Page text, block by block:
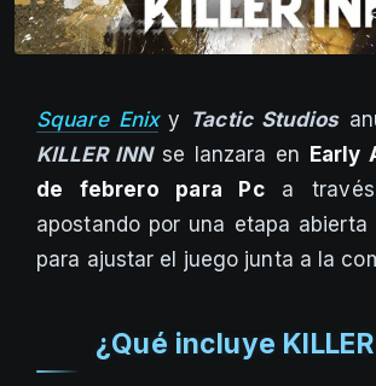
Square Enixy Tactic Studios
KILLER INNse lanzara en Early
de febrero para Pca
apostando por una etapa abierta
para ajustar el juego junta a la
¿Qué incluye